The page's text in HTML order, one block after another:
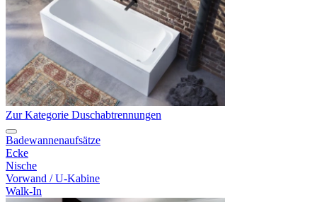
Zur Kategorie Duschabtrennungen
Badewannenaufsätze
Ecke
Nische
Vorwand / U-Kabine
Walk-In